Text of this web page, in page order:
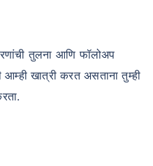
तुलना आणि फॉलोअप
खात्री करत असताना तुम्ही